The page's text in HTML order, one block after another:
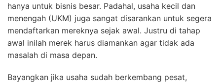
hanya untuk bisnis besar. Padahal, usaha kecil dan
menengah (UKM) juga sangat disarankan untuk segera
mendaftarkan mereknya sejak awal. Justru di tahap
awal inilah merek harus diamankan agar tidak ada
masalah di masa depan.
Bayangkan jika usaha sudah berkembang pesat,